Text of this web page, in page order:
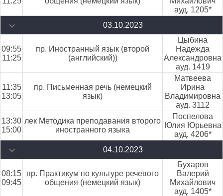
ауд. 1205*
03.10.2023
09:55
11:25
пр. Иностранный язык (второй
(английский))
Цыбина
Надежда
Александровна
ауд. 1419
11:35
13:05
пр. Письменная речь (немецкий
язык)
Матвеева
Ирина
Владимировна
ауд. 3112
13:30
15:00
лек Методика преподавания второго
иностранного языка
Поспелова
Юлия Юрьевна
ауд. 4206*
04.10.2023
08:15
09:45
пр. Практикум по культуре речевого
общения (немецкий язык)
Бухаров
Валерий
Михайлович
ауд. 1405*